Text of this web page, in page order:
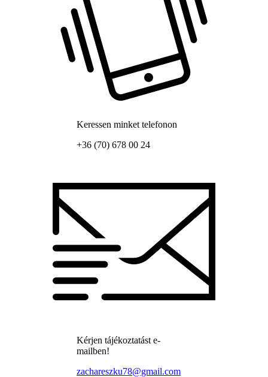
Keressen minket telefonon
+36 (70) 678 00 24
Kérjen tájékoztatást e-
mailben!
zachareszku78@gmail.com